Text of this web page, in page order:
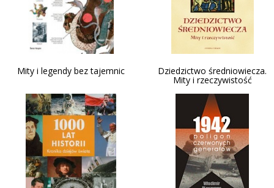
Mity i legendy bez tajemnic Dziedzictwo średniowiecza.
Mity i rzeczywistość